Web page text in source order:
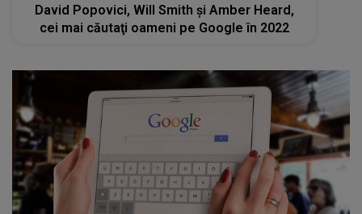
David Popovici, Will Smith și Amber Heard,
cei mai căutaţi oameni pe Google în 2022